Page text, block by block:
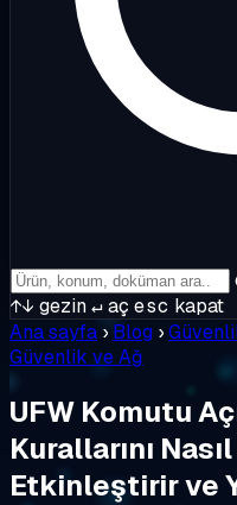
↑↓ gezin↵aç esc kapat
Ana sayfa › Blog ›
Güvenlik ve Ağ
UFW Komutu
Kurallarını
Etkinleştirir ve